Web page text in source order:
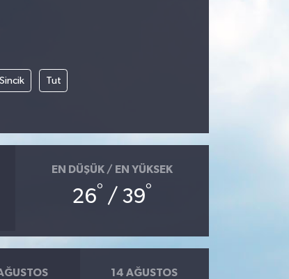
Sincik Tut
EN DÜŞÜK / EN YÜKSEK
26° / 39°
14 AĞUSTOS